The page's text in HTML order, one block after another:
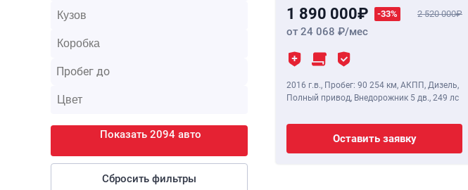
Показать 2094 авто
Сбросить фильтры
1 890 000 -33% 2 520 000
от 24 068 /мес
2016 г.в., Пробег: 90 254 км, АКПП, Дизель,
Полный привод, Внедорожник 5 дв., 249 лс
Оставить заявку